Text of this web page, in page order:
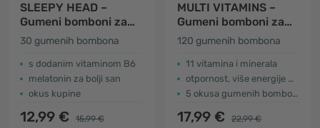
SLEEPY HEAD –
Gumeni bomboni za
djecu za spavanje
30 gumenih bombona
s dodanim vitaminom B6
melatonin za bolji san
okus kupine
12,99 € 15,99 €
MULTI VITAMINS –
Gumeni bomboni za
djecu s
multivitaminima
120 gumenih bombona
11 vitamina i minerala
otpornost, više energije …
5 okusa gumenih bombona
17,99 € 22,99 €